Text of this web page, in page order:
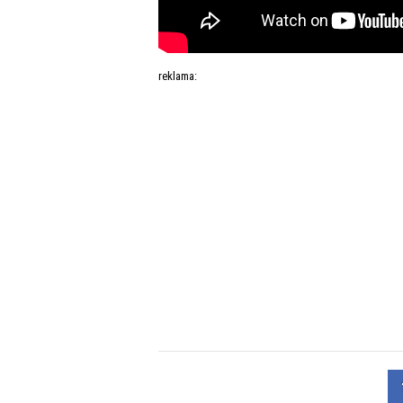
reklama: